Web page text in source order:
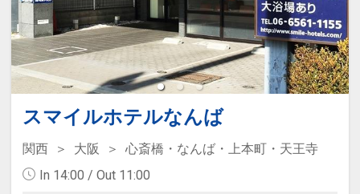
スマイルホテルなんば
関西 大阪
心斎橋・なんば・上本町・天王寺
In 14:00 / Out 11:00